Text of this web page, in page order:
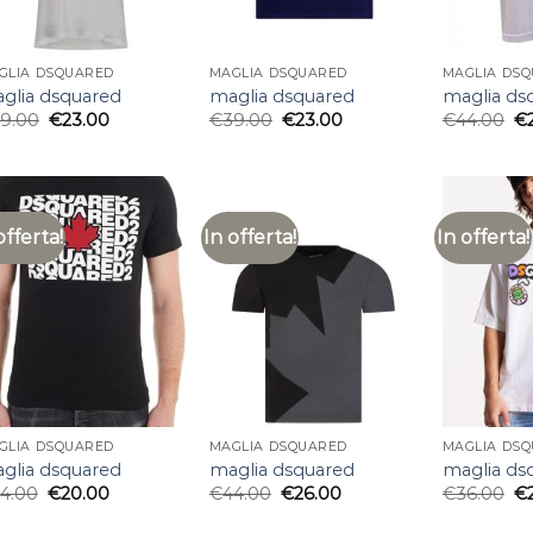
DSQUARED
dsquared
€23.00
MAGLIA DSQUARED
maglia dsquared
€39.00 €23.00
MAGLIA
maglia
€44.00 €
DSQUARED
dsquared
€20.00
In offerta!
MAGLIA DSQUARED
maglia dsquared
€44.00 €26.00
In offerta!
MAGLIA
maglia
€36.00 €